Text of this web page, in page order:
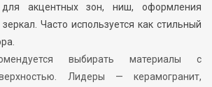
акцентных зон, ниш, оформления
Часто используется как стильный
выбирать материалы с
Лидеры — керамогранит,